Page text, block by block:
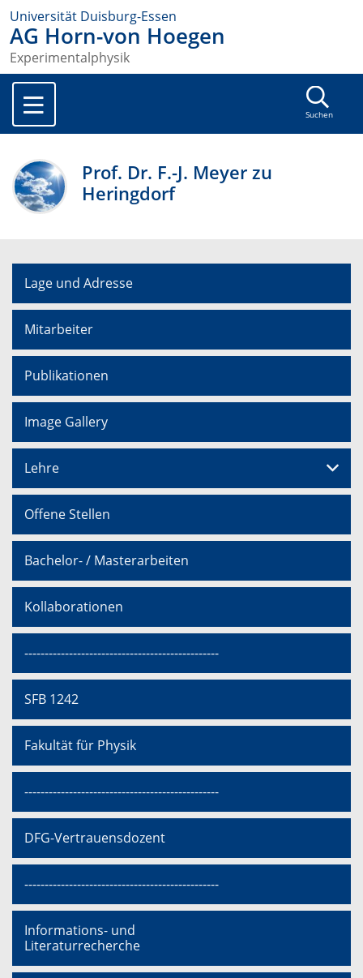
Universität Duisburg-Essen
AG Horn-von Hoegen
Experimentalphysik
Suchen
Prof. Dr. F.-J. Meyer zu
Heringdorf
Lage und Adresse
Mitarbeiter
Publikationen
Image Gallery
Lehre
Offene Stellen
Bachelor- / Masterarbeiten
Kollaborationen
------------------------------------------------
SFB 1242
Fakultät für Physik
------------------------------------------------
DFG-Vertrauensdozent
------------------------------------------------
Informations- und
Literaturrecherche